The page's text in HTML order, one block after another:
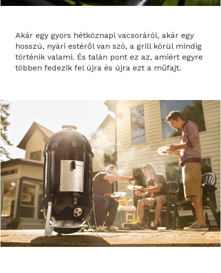
Akár egy gyors hétköznapi vacsoráról, akár egy
hosszú, nyári estéről van szó, a grill körül mindig
történik valami. És talán pont ez az, amiért egyre
többen fedezik fel újra és újra ezt a műfajt.